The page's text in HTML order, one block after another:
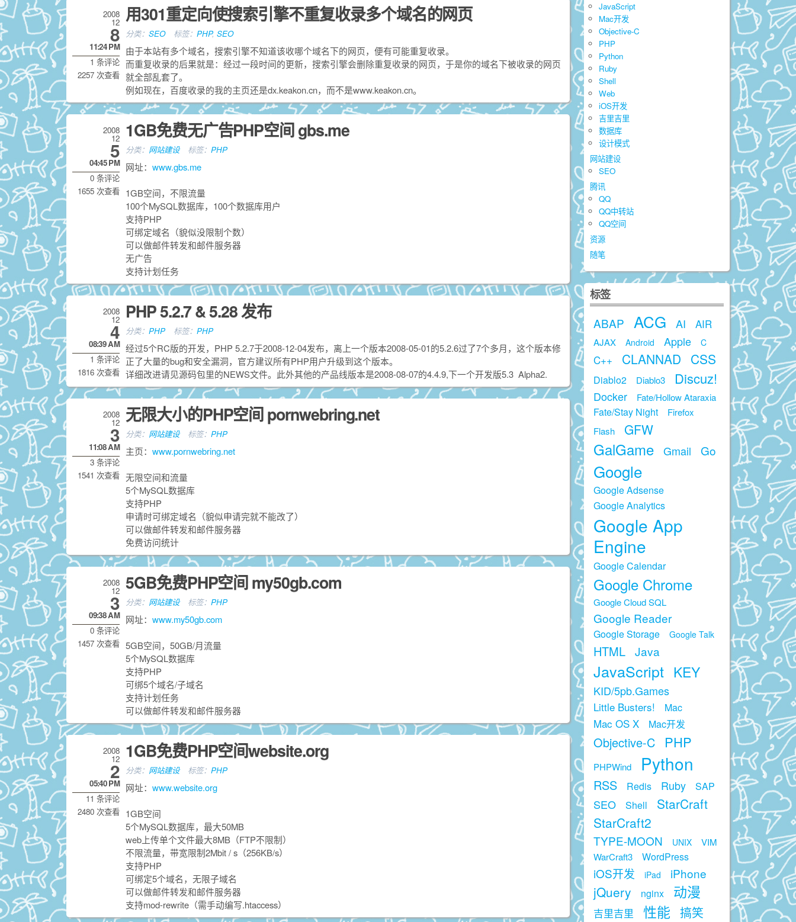
用301重定向使搜索引擎不重复收录多个域名的网页
2008
12
8
11:24 PM
1 条评论
2257 次查看
分类： SEO 标签： PHP, SEO
由于本站有多个域名，搜索引擎不知道该收哪个域名下的网页，便有可能重复收录。
而重复收录的后果就是：经过一段时间的更新，搜索引擎会删除重复收录的网页，于是你的域名下被收录的网页
就全部乱套了。
例如现在，百度收录的我的主页还是dx.keakon.cn，而不是www.keakon.cn。
1GB免费无广告PHP空间 gbs.me
2008
12
5
04:45 PM
0 条评论
1655 次查看
分类： 网站建设 标签： PHP
网址： www.gbs.me
1GB空间，不限流量
100个MySQL数据库，100个数据库用户
支持PHP
可绑定域名（貌似没限制个数）
可以做邮件转发和邮件服务器
无广告
支持计划任务
PHP 5.2.7 & 5.28 发布
2008
12
4
08:39 AM
1 条评论
1816 次查看
分类： PHP 标签： PHP
经过5个RC版的开发，PHP 5.2.7于2008-12-04发布，离上一个版本2008-05-01的5.2.6过了7个多月，这个版本修
正了大量的bug和安全漏洞，官方建议所有PHP用户升级到这个版本。
详细改进请见源码包里的NEWS文件。此外其他的产品线版本是2008-08-07的4.4.9,下一个开发版5.3 Alpha2.
无限大小的PHP空间 pornwebring.net
2008
12
3
11:08 AM
3 条评论
1541 次查看
分类： 网站建设 标签： PHP
主页： www.pornwebring.net
无限空间和流量
5个MySQL数据库
支持PHP
申请时可绑定域名（貌似申请完就不能改了）
可以做邮件转发和邮件服务器
免费访问统计
5GB免费PHP空间 my50gb.com
2008
12
3
09:38 AM
0 条评论
1457 次查看
分类： 网站建设 标签： PHP
网址： www.my50gb.com
5GB空间，50GB/月流量
5个MySQL数据库
支持PHP
可绑5个域名/子域名
支持计划任务
可以做邮件转发和邮件服务器
1GB免费PHP空间website.org
2008
12
2
05:40 PM
11 条评论
2480 次查看
分类： 网站建设 标签： PHP
网址： www.website.org
1GB空间
5个MySQL数据库，最大50MB
web上传单个文件最大8MB（FTP不限制）
不限流量，带宽限制2Mbit / s（256KB/s）
支持PHP
可绑定5个域名，无限子域名
可以做邮件转发和邮件服务器
支持mod-rewrite（需手动编写.htaccess）
JavaScript
Mac开发
Objective-C
PHP
Python
Ruby
Shell
Web
iOS开发
吉里吉里
数据库
设计模式
网站建设
SEO
腾讯
QQ
QQ中转站
QQ空间
资源
随笔
标签
ABAP ACG AI AIR
AJAX Android Apple C
C++ CLANNAD CSS
Diablo2 Diablo3 Discuz!
Docker Fate/Hollow Ataraxia
Fate/Stay Night
Firefox
Flash
GFW
GalGame Gmail Go
Google
Google Adsense
Google Analytics
Google App
Engine
Google Calendar
Google Chrome
Google Cloud SQL
Google Reader
Google Storage Google Talk
HTML Java
JavaScript KEY
KID/5pb.Games
Little Busters! Mac
Mac OS X Mac开发
Objective-C PHP
PHPWind Python
RSS Redis Ruby SAP
SEO Shell
StarCraft
StarCraft2
TYPE-MOON UNIX
VIM
WarCraft3
WordPress
iOS开发 iPad iPhone
jQuery nginx 动漫
吉里吉里 性能 搞笑